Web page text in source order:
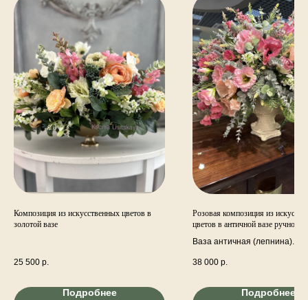
Композиция из искусственных цветов в
золотой вазе
25 500 р.
Подробнее
Розовая композиция из
цветов в античной вазе ручной
Ваза античная (лепнина).
розовом цвете.
38 000 р.
Подробнее